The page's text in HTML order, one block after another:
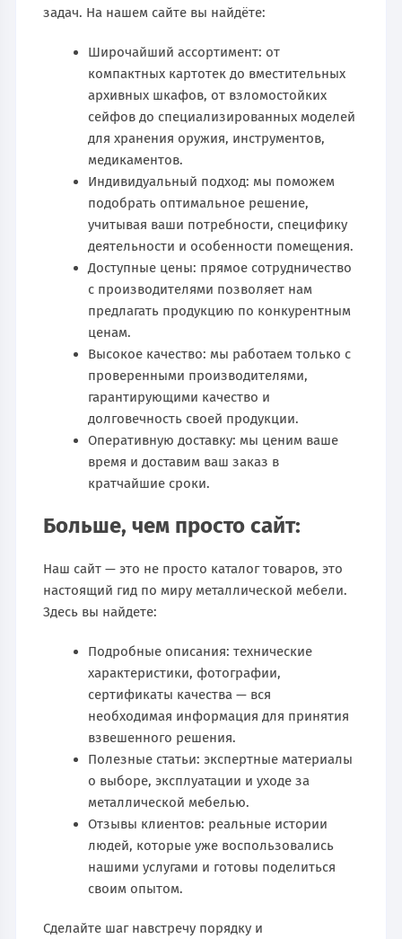
задач. На нашем сайте вы найдёте:
Широчайший ассортимент: от
компактных картотек до вместительных
архивных шкафов, от взломостойких
сейфов до специализированных моделей
для хранения оружия, инструментов,
медикаментов.
Индивидуальный подход: мы поможем
подобрать оптимальное решение,
учитывая ваши потребности, специфику
деятельности и особенности помещения.
Доступные цены: прямое сотрудничество
с производителями позволяет нам
предлагать продукцию по конкурентным
ценам.
Высокое качество: мы работаем только с
проверенными производителями,
гарантирующими качество и
долговечность своей продукции.
Оперативную доставку: мы ценим ваше
время и доставим ваш заказ в
кратчайшие сроки.
Больше, чем просто сайт:
Наш сайт — это не просто каталог товаров, это
настоящий гид по миру металлической мебели.
Здесь вы найдете:
Подробные описания: технические
характеристики, фотографии,
сертификаты качества — вся
необходимая информация для принятия
взвешенного решения.
Полезные статьи: экспертные материалы
о выборе, эксплуатации и уходе за
металлической мебелью.
Отзывы клиентов: реальные истории
людей, которые уже воспользовались
нашими услугами и готовы поделиться
своим опытом.
Сделайте шаг навстречу порядку и